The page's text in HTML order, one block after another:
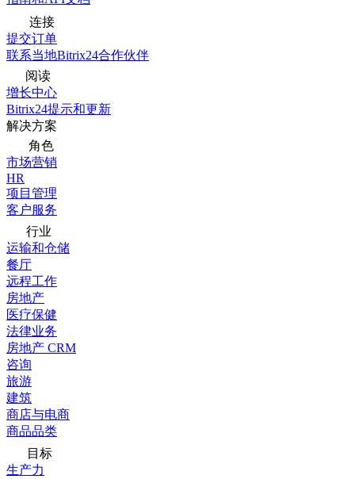
连接
提交订单
联系当地Bitrix24合作伙伴
阅读
增长中心
Bitrix24提示和更新
解决方案
角色
市场营销
HR
项目管理
客户服务
行业
运输和仓储
餐厅
远程工作
房地产
医疗保健
法律业务
房地产 CRM
咨询
旅游
建筑
商店与电商
商品品类
目标
生产力